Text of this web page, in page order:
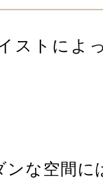
ストによ
な空間に